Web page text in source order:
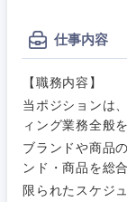
仕事内容
【職務内容】
当ポジションは
ィング業務全般
ブランドや商品
ンド・商品を総
限られたスケジ
ご希望
経営企
画・事業
ご希望
経営企画・
ご希望
商社・卸
ご希望
北海道
ご希
希望年収